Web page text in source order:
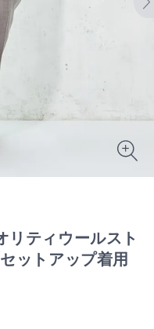
リティウールスト
ットアップ着用